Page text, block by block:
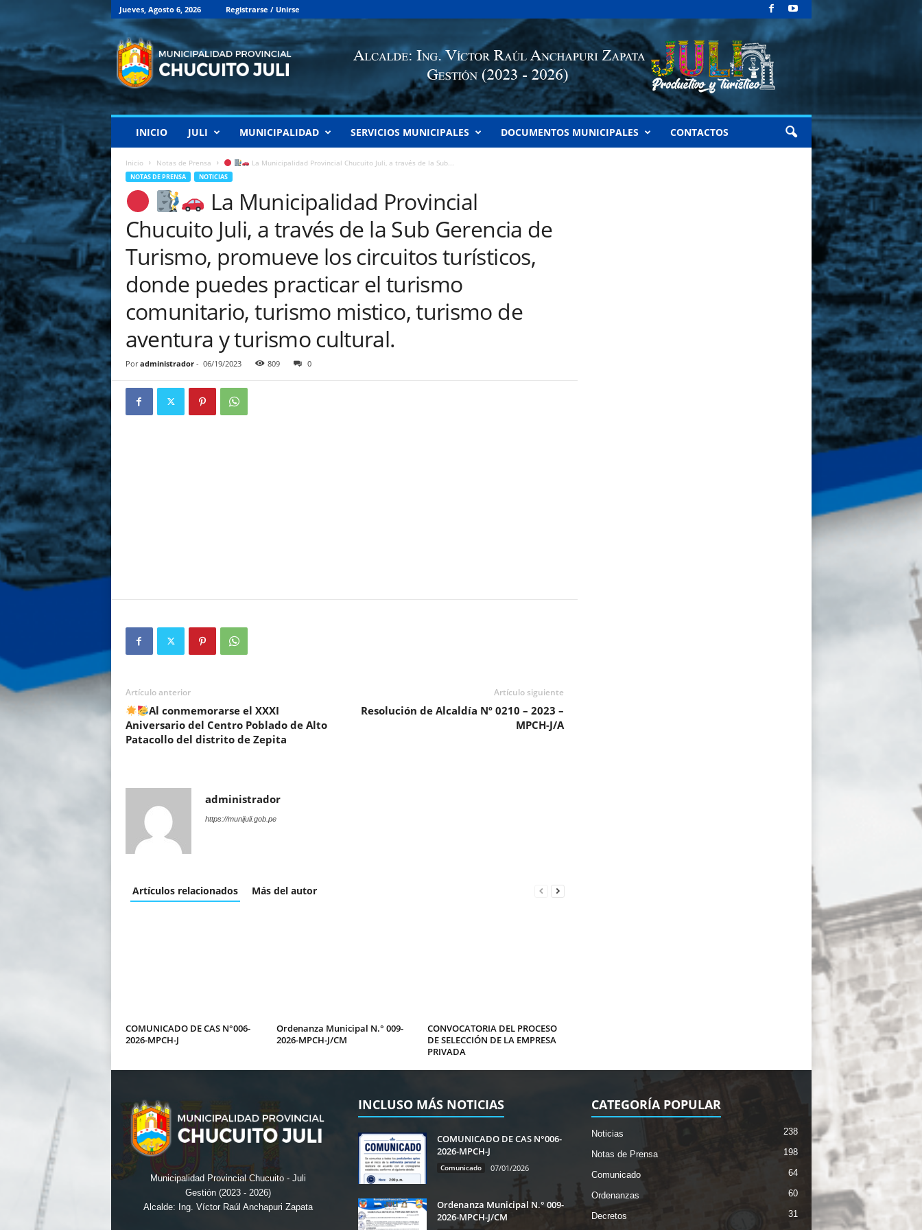
Jueves, Agosto 6, 2026 Registrarse / Unirse
M
u
n
p
l
i
d
d
P
r
n
i
a
d
e
t
J
l
i
INICIO JULI MUNICIPALIDAD SERVICIOS MUNICIPALES DOCUMENTOS MUNICIPALES CONTACTOS
Inicio Notas de Prensa La Municipalidad Provincial Chucuito Juli, a través de la Sub...
NOTAS DE PRENSA NOTICIAS
La Municipalidad Provincial
Chucuito Juli, a través de la Sub Gerencia de
Turismo, promueve los circuitos turísticos,
donde puedes practicar el turismo
comunitario, turismo mistico, turismo de
aventura y turismo cultural.
Por administrador- 06/19/2023 809 0
Artículo anterior
Al conmemorarse el XXXI
Aniversario del Centro Poblado de Alto
Patacollo del distrito de Zepita
Artículo siguiente
Resolución de Alcaldía Nº 0210 – 2023 –
MPCH-J/A
administrador
https://munijuli.gob.pe
Artículos relacionados Más del autor
COMUNICADO DE CAS N°006-
2026-MPCH-J
Ordenanza Municipal N.° 009-
2026-MPCH-J/CM
CONVOCATORIA DEL PROCESO
DE SELECCIÓN DE LA EMPRESA
PRIVADA
Municipalidad Provincial Chucuito - Juli
Gestión (2023 - 2026)
Alcalde: Ing. Víctor Raúl Anchapuri Zapata
INCLUSO MÁS NOTICIAS
COMUNICADO DE CAS N°006-
2026-MPCH-J
Comunicado 07/01/2026
Ordenanza Municipal N.° 009-
2026-MPCH-J/CM
CATEGORÍA POPULAR
Noticias 238
Notas de Prensa 198
Comunicado 64
Ordenanzas 60
Decretos
31